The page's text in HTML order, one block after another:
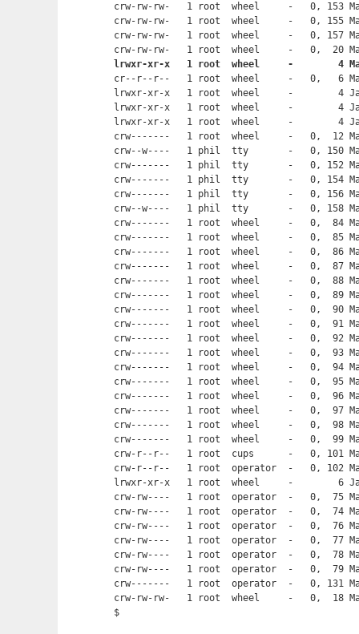
crw-rw-rw-   1 root  wheel     -   0, 153
crw-rw-rw-   1 root  wheel     -   0, 155
crw-rw-rw-   1 root  wheel     -   0, 157
lrwxr-xr-x   1 root  wheel     -        4 Mar
cr--r--r--   1 root  wheel     -   0,   6 Mar
lrwxr-xr-x   1 root  wheel     -        4
lrwxr-xr-x   1 root  wheel     -        4
lrwxr-xr-x   1 root  wheel     -        4 Jan
crw-------   1 root  wheel     -   0,  12 Mar
crw--w----   1 phil  tty       -   0, 150
crw-------   1 phil  tty       -   0, 152 Mar
crw-------   1 phil  tty       -   0, 154 Mar
crw-------   1 phil  tty       -   0, 156 Mar
crw--w----   1 phil  tty       -   0, 158
crw-------   1 root  wheel     -   0,  84
crw-------   1 root  wheel     -   0,  85
crw-------   1 root  wheel     -   0,  86
crw-------   1 root  wheel     -   0,  87
crw-------   1 root  wheel     -   0,  88
crw-------   1 root  wheel     -   0,  89
crw-------   1 root  wheel     -   0,  90
crw-------   1 root  wheel     -   0,  91
crw-------   1 root  wheel     -   0,  92
crw-------   1 root  wheel     -   0,  93
crw-------   1 root  wheel     -   0,  94
crw-------   1 root  wheel     -   0,  95
crw-------   1 root  wheel     -   0,  96
crw-------   1 root  wheel     -   0,  97
crw-------   1 root  wheel     -   0,  98
crw-------   1 root  wheel     -   0,  99
crw-r--r--   1 root  cups      -   0, 101
crw-r--r--   1 root  operator  -   0, 102
lrwxr-xr-x   1 root  wheel     -        6 Jan
crw-rw----   1 root  operator  -   0,  75
crw-rw----   1 root  operator  -   0,  74
crw-rw----   1 root  operator  -   0,  76
crw-rw----   1 root  operator  -   0,  77
crw-rw----   1 root  operator  -   0,  78
crw-rw----   1 root  operator  -   0,  79
crw-------   1 root  operator  -   0, 131
crw-rw-rw-   1 root  wheel     -   0,  18
$